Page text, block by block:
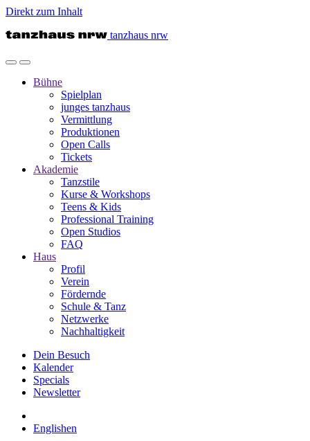
Direkt zum Inhalt
tanzhaus nrw
Bühne
Spielplan
junges tanzhaus
Vermittlung
Produktionen
Open Calls
Tickets
Akademie
Tanzstile
Kurse & Workshops
Teens & Kids
Professional Training
Open Studios
FAQ
Haus
Profil
Verein
Fördernde
Schule & Tanz
Netzwerke
Nachhaltigkeit
Dein Besuch
Kalender
Specials
Newsletter
Englishen